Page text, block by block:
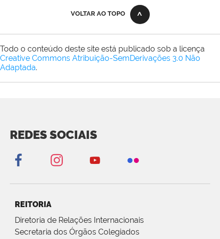
VOLTAR AO TOPO
Todo o conteúdo deste site está publicado sob a licença
Creative Commons Atribuição-SemDerivações 3.0 Não
Adaptada.
REDES SOCIAIS
REITORIA
Diretoria de Relações Internacionais
Secretaria dos Órgãos Colegiados